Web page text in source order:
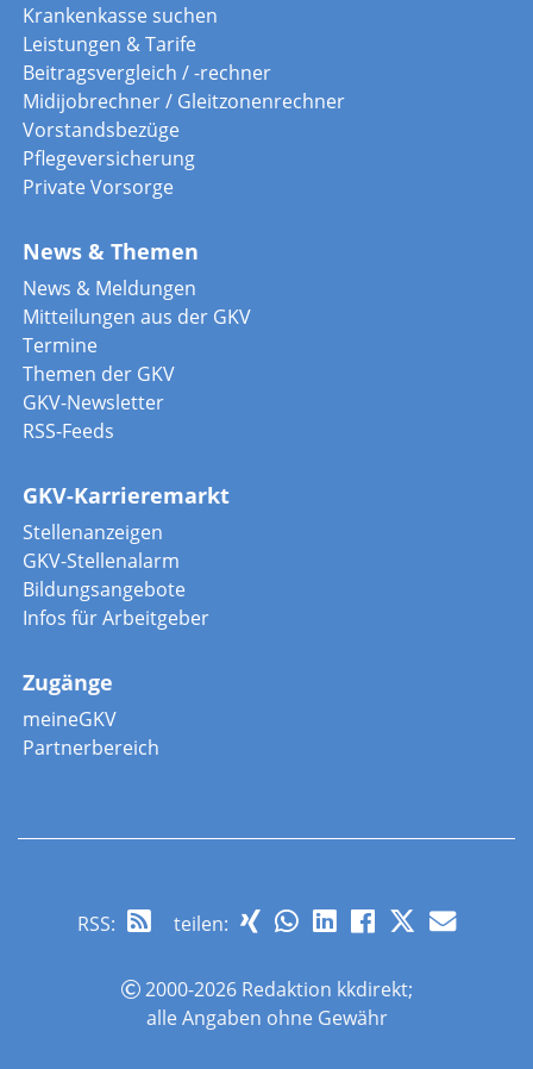
Krankenkasse suchen
Leistungen & Tarife
Beitragsvergleich / -rechner
Midijobrechner / Gleitzonenrechner
Vorstandsbezüge
Pflegeversicherung
Private Vorsorge
News & Themen
News & Meldungen
Mitteilungen aus der GKV
Termine
Themen der GKV
GKV-Newsletter
RSS-Feeds
GKV-Karrieremarkt
Stellenanzeigen
GKV-Stellenalarm
Bildungsangebote
Infos für Arbeitgeber
Zugänge
meineGKV
Partnerbereich
RSS: teilen:
2000-2026 Redaktion kkdirekt;
alle Angaben ohne Gewähr